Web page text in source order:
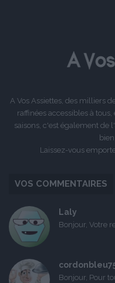
A Vos Assiettes, des milliers
raffinées accessibles à
saisons, c'est également de
Laissez-vous
VOS COMMENTAIRES
Laly
Bonjour, Votre
Bonjour, Pour